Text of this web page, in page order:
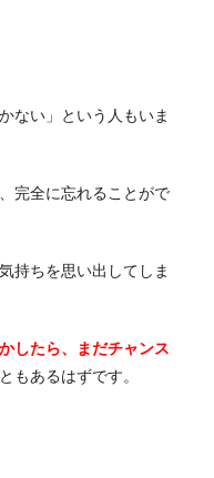
ない」という人もいま
完全に忘れることがで
持ちを思い出してしま
したら、まだチャンス
もあるはずです。